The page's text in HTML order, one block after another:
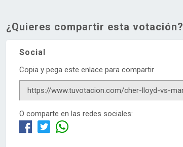
¿Quieres compartir esta votación?
Social
Copia y pega este enlace para compartir
O comparte en las redes sociales: